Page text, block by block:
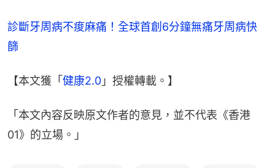
診斷牙周病不痠麻痛！全球首創6分鐘無痛牙周病快
篩
【本文獲「 健康2.0 」授權轉載。】
「本文內容反映原文作者的意見，並不代表《香港
01》的立場。」